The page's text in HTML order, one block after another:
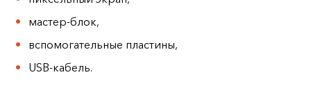
мастер-блок,
вспомогательные пластины,
USB-кабель.